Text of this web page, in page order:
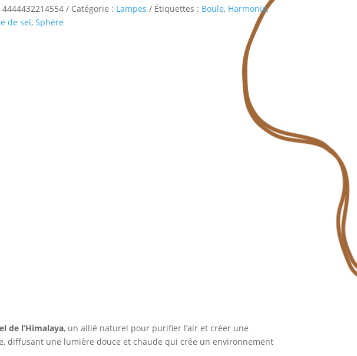
4444432214554 Catégorie : Lampes Étiquettes : Boule, Harmonie,
de sel, Sphère
de l’Himalaya, un allié naturel pour purifier l’air et créer une
diffusant une lumière douce et chaude qui crée un environnement